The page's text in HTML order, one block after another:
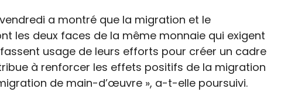
a montré que la migration et le
les deux faces de la même monnaie qui exigent
usage de leurs efforts pour créer un cadre
à renforcer les effets positifs de la migration
de main-d’œuvre », a-t-elle poursuivi.